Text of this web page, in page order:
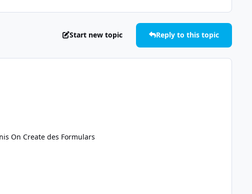
Start new topic Reply to this topic
On Create des Formulars